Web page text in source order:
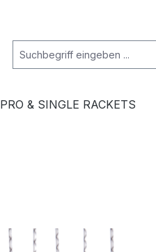
PRO & SINGLE RACKETS